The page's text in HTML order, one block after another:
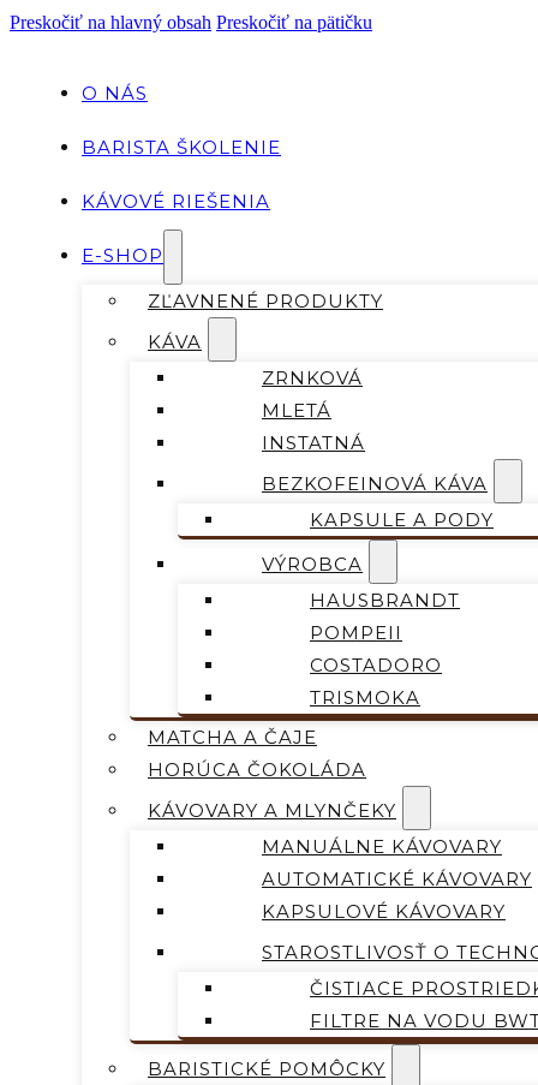
Preskočiť na hlavný obsah Preskočiť na pätičku
O NÁS
BARISTA ŠKOLENIE
KÁVOVÉ RIEŠENIA
E-SHOP
ZĽAVNENÉ PRODUKTY
KÁVA
ZRNKOVÁ
MLETÁ
INSTATNÁ
BEZKOFEINOVÁ KÁVA
KAPSULE A PODY
VÝROBCA
HAUSBRANDT
POMPEII
COSTADORO
TRISMOKA
MATCHA A ČAJE
HORÚCA ČOKOLÁDA
KÁVOVARY A MLYNČEKY
MANUÁLNE KÁVOVARY
AUTOMATICKÉ KÁVOVARY
KAPSULOVÉ KÁVOVARY
STAROSTLIVOSŤ O
ČISTIACE
FILTRE NA VODU
BARISTICKÉ POMÔCKY